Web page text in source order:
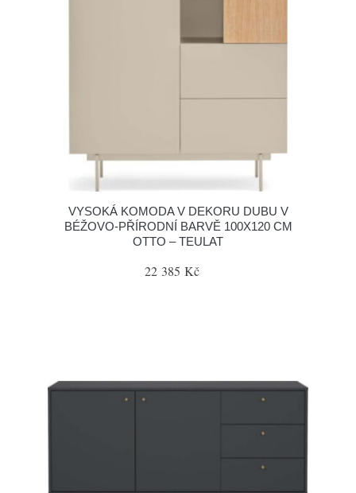
VYSOKÁ KOMODA V DEKORU DUBU V
BÉŽOVO-PŘÍRODNÍ BARVĚ 100X120 CM
OTTO – TEULAT
22 385 Kč